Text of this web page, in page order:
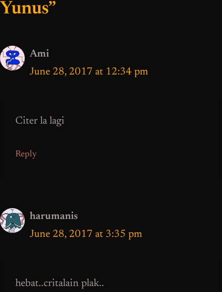
Yunus”
Ami
June 28, 2017 at 12:34 pm
Citer la lagi
Reply
harumanis
June 28, 2017 at 3:35 pm
hebat..critalain plak..